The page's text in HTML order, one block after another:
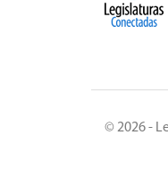
© 2026 -